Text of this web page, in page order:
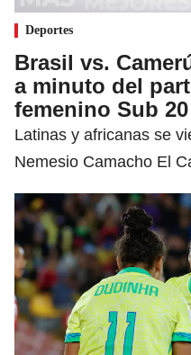
Deportes
Brasil vs.
a minuto del
femenino Sub 20
Latinas y africanas se
Nemesio Camacho El